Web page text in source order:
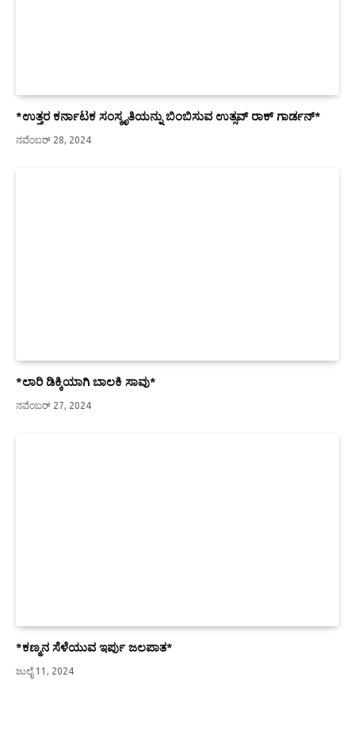
*ಉತ್ತರ ಕರ್ನಾಟಕ ಸಂಸ್ಕೃತಿಯನ್ನು ಬಿಂಬಿಸುವ ಉತ್ಸವ್ ರಾಕ್ ಗಾರ್ಡನ್*
ನವೆಂಬರ್ 28, 2024
*ಲಾರಿ ಡಿಕ್ಕಿಯಾಗಿ ಬಾಲಕಿ ಸಾವು*
ನವೆಂಬರ್ 27, 2024
*ಕಣ್ಮನ ಸೆಳೆಯುವ ಇರ್ಪು ಜಲಪಾತ*
ಜುಲೈ 11, 2024